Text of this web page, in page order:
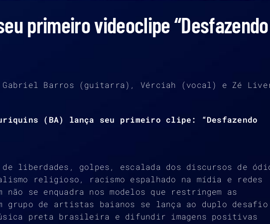
primeiro videoclipe “Desfazendo
Gabriel Barros (guitarra), Vérciah (vocal) e Zé
(BA) lança seu primeiro clipe: “Desfazendo
de liberdades, golpes, escalada dos discursos de
religioso, racismo espalhado na mídia e redes
não se enquadra nos modelos que restringem as
grupo de artistas baianos se lança ao duplo
preta brasileira e difundir imagens positivas